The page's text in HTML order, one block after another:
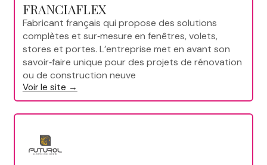
FRANCIAFLEX
Fabricant français qui propose des solutions
complètes et sur‑mesure en fenêtres, volets,
stores et portes. L’entreprise met en avant son
savoir‑faire unique pour des projets de rénovation
ou de construction neuve
Voir le site →